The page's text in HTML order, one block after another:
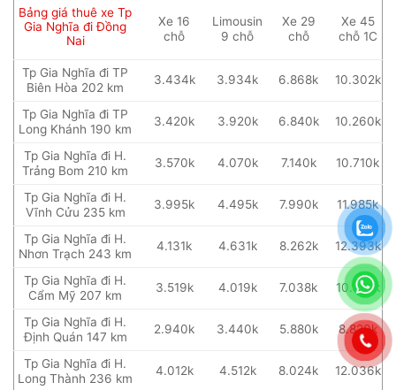
Bảng giá thuê xe Tp
Gia Nghĩa đi Đồng
Nai
Xe 16
chỗ
Limousin
9 chỗ
Xe 29
chỗ
Xe 45
chỗ 1C
Tp Gia Nghĩa đi TP
Biên Hòa 202 km
3.434k 3.934k 6.868k 10.302k
Tp Gia Nghĩa đi TP
Long Khánh 190 km
3.420k 3.920k 6.840k 10.260k
Tp Gia Nghĩa đi H.
Trảng Bom 210 km
3.570k 4.070k 7.140k 10.710k
Tp Gia Nghĩa đi H.
Vĩnh Cửu 235 km
3.995k 4.495k 7.990k 11.985k
Tp Gia Nghĩa đi H.
Nhơn Trạch 243 km
4.131k 4.631k 8.262k 12.393k
Tp Gia Nghĩa đi H.
Cẩm Mỹ 207 km
3.519k 4.019k 7.038k 10.557k
Tp Gia Nghĩa đi H.
Định Quán 147 km
2.940k 3.440k 5.880k 8.820k
Tp Gia Nghĩa đi H.
Long Thành 236 km
4.012k 4.512k 8.024k 12.036k